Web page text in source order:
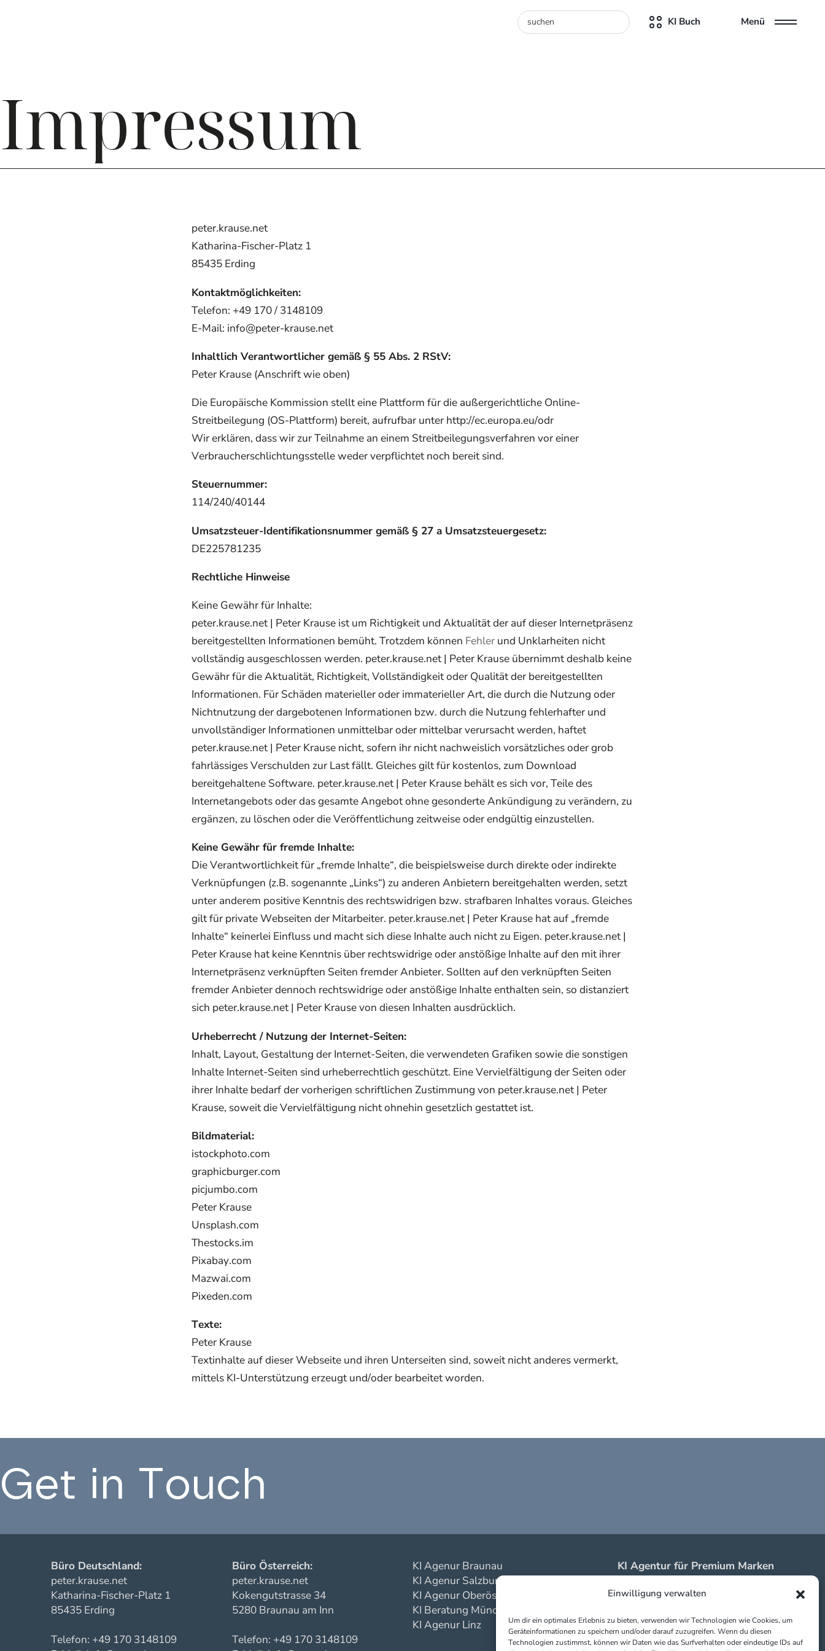
Einwilligung verwalten
Um dir ein optimales Erlebnis zu bieten, verwenden wir Technologien wie Cookies, um
Geräteinformationen zu speichern und/oder darauf zuzugreifen. Wenn du diesen
Technologien zustimmst, können wir Daten wie das Surfverhalten oder eindeutige IDs auf
KI Buch Menü
Impressum
peter.krause.net
Katharina-Fischer-Platz 1
85435 Erding
Kontaktmöglichkeiten:
Telefon: +49 170 / 3148109
E-Mail: info@peter-krause.net
Inhaltlich Verantwortlicher gemäß § 55 Abs. 2 RStV:
Peter Krause (Anschrift wie oben)
Die Europäische Kommission stellt eine Plattform für die außergerichtliche Online-
Streitbeilegung (OS-Plattform) bereit, aufrufbar unter http://ec.europa.eu/odr
Wir erklären, dass wir zur Teilnahme an einem Streitbeilegungsverfahren vor einer
Verbraucherschlichtungsstelle weder verpflichtet noch bereit sind.
Steuernummer:
114/240/40144
Umsatzsteuer-Identifikationsnummer gemäß § 27 a Umsatzsteuergesetz:
DE225781235
Rechtliche Hinweise
Keine Gewähr für Inhalte:
peter.krause.net | Peter Krause ist um Richtigkeit und Aktualität der auf dieser Internetpräsenz
bereitgestellten Informationen bemüht. Trotzdem können Fehler und Unklarheiten nicht
vollständig ausgeschlossen werden. peter.krause.net | Peter Krause übernimmt deshalb keine
Gewähr für die Aktualität, Richtigkeit, Vollständigkeit oder Qualität der bereitgestellten
Informationen. Für Schäden materieller oder immaterieller Art, die durch die Nutzung oder
Nichtnutzung der dargebotenen Informationen bzw. durch die Nutzung fehlerhafter und
unvollständiger Informationen unmittelbar oder mittelbar verursacht werden, haftet
peter.krause.net | Peter Krause nicht, sofern ihr nicht nachweislich vorsätzliches oder grob
fahrlässiges Verschulden zur Last fällt. Gleiches gilt für kostenlos, zum Download
bereitgehaltene Software. peter.krause.net | Peter Krause behält es sich vor, Teile des
Internetangebots oder das gesamte Angebot ohne gesonderte Ankündigung zu verändern, zu
ergänzen, zu löschen oder die Veröffentlichung zeitweise oder endgültig einzustellen.
Keine Gewähr für fremde Inhalte:
Die Verantwortlichkeit für „fremde Inhalte“, die beispielsweise durch direkte oder indirekte
Verknüpfungen (z.B. sogenannte „Links“) zu anderen Anbietern bereitgehalten werden, setzt
unter anderem positive Kenntnis des rechtswidrigen bzw. strafbaren Inhaltes voraus. Gleiches
gilt für private Webseiten der Mitarbeiter. peter.krause.net | Peter Krause hat auf „fremde
Inhalte“ keinerlei Einfluss und macht sich diese Inhalte auch nicht zu Eigen. peter.krause.net |
Peter Krause hat keine Kenntnis über rechtswidrige oder anstößige Inhalte auf den mit ihrer
Internetpräsenz verknüpften Seiten fremder Anbieter. Sollten auf den verknüpften Seiten
fremder Anbieter dennoch rechtswidrige oder anstößige Inhalte enthalten sein, so distanziert
sich peter.krause.net | Peter Krause von diesen Inhalten ausdrücklich.
Urheberrecht / Nutzung der Internet-Seiten:
Inhalt, Layout, Gestaltung der Internet-Seiten, die verwendeten Grafiken sowie die sonstigen
Inhalte Internet-Seiten sind urheberrechtlich geschützt. Eine Vervielfältigung der Seiten oder
ihrer Inhalte bedarf der vorherigen schriftlichen Zustimmung von peter.krause.net | Peter
Krause, soweit die Vervielfältigung nicht ohnehin gesetzlich gestattet ist.
Bildmaterial:
istockphoto.com
graphicburger.com
picjumbo.com
Peter Krause
Unsplash.com
Thestocks.im
Pixabay.com
Mazwai.com
Pixeden.com
Texte:
Peter Krause
Textinhalte auf dieser Webseite und ihren Unterseiten sind, soweit nicht anderes vermerkt,
mittels KI-Unterstützung erzeugt und/oder bearbeitet worden.
Get in Touch
Büro Deutschland:
peter.krause.net
Katharina-Fischer-Platz 1
85435 Erding
Telefon: +49 170 3148109
Büro Österreich:
peter.krause.net
Kokengutstrasse 34
5280 Braunau am Inn
Telefon: +49 170 3148109
KI Agenur Braunau
KI Agenur Salzburg
KI Agenur Oberösterreich
KI Beratung München
KI Agenur Linz
KI Agentur für Premium Marken
Partner: